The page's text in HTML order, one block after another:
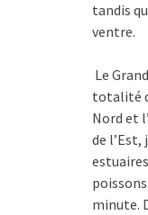
tandis
ventre.
Le
totalité
Nord et
de
minute.